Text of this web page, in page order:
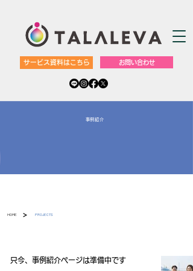
サービス資料はこちら お問い合わせ
​事例紹介
HOME > PROJECTS
只今、事例紹介ページは準備中です